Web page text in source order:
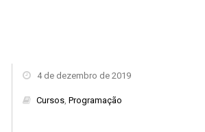
4 de dezembro de 2019
Cursos Programação